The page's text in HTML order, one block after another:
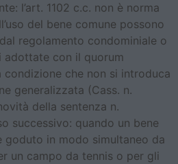
l’art. 1102 c.c. non è norma
del bene comune possono
regolamento condominiale o
adottate con il quorum
che non si introduca
generalizzata (Cass. n.
della sentenza n.
successivo: quando un bene
goduto in modo simultaneo da
un campo da tennis o per gli